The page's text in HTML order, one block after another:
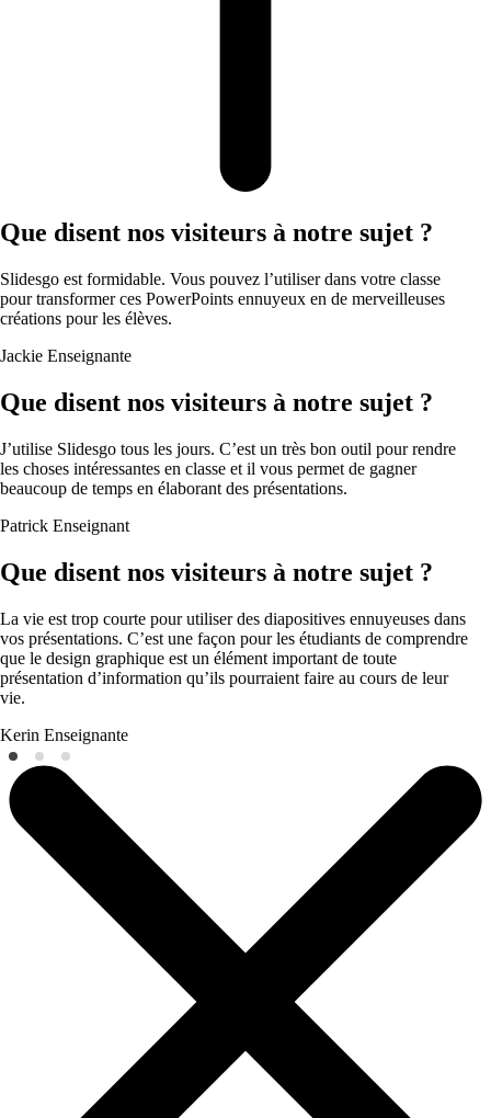
Que disent nos visiteurs à notre sujet ?
Slidesgo est formidable. Vous pouvez l’utiliser dans votre classe
pour transformer ces PowerPoints ennuyeux en de merveilleuses
créations pour les élèves.
Jackie Enseignante
Que disent nos visiteurs à notre sujet ?
J’utilise Slidesgo tous les jours. C’est un très bon outil pour rendre
les choses intéressantes en classe et il vous permet de gagner
beaucoup de temps en élaborant des présentations.
Patrick Enseignant
Que disent nos visiteurs à notre sujet ?
La vie est trop courte pour utiliser des diapositives ennuyeuses dans
vos présentations. C’est une façon pour les étudiants de comprendre
que le design graphique est un élément important de toute
présentation d’information qu’ils pourraient faire au cours de leur
vie.
Kerin Enseignante